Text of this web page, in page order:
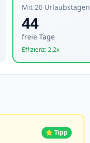
Mit 20 Urlaubstagen
44
freie Tage
Effizienz: 2.2x
⭐ Tipp